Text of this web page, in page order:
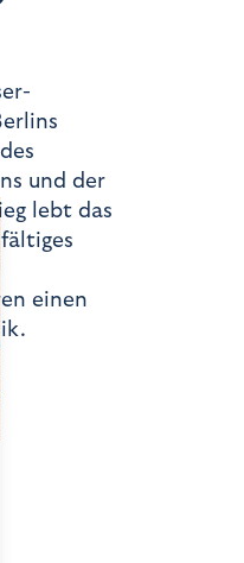
und der
lebt das
einen